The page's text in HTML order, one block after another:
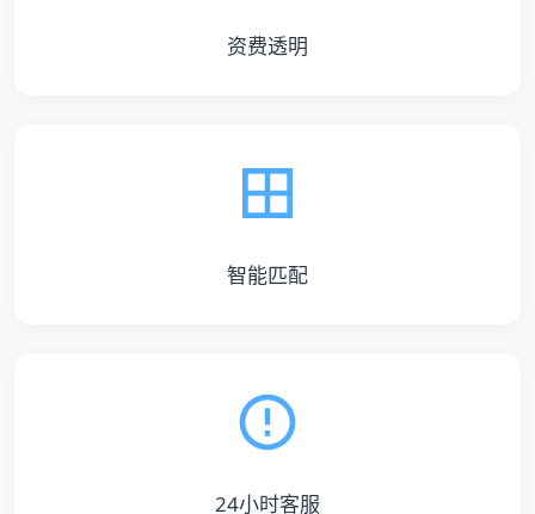
资费透明
智能匹配
24小时客服